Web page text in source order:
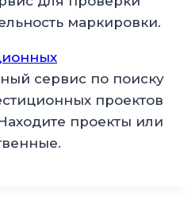
маркировки.
сервис по поиску
проектов
проекты или